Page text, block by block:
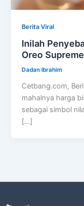
Berita Viral
Inilah
Oreo
Dadan Ibrahim
Cetbang.com,
mahalnya harga
sebagai simbol
[…]